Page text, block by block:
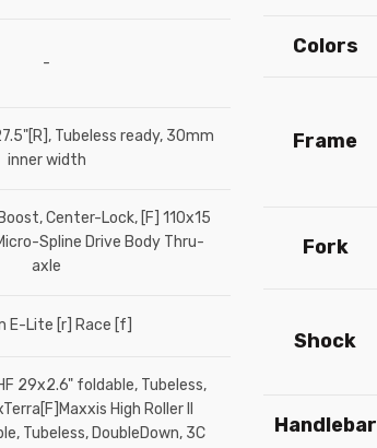
Colors
Frame
Fork
Shock
Handlebar
-
Tubeless ready, 30mm
inner width
Center-Lock, [F] 110x15
Spline Drive Body Thru-
axle
E-Lite [r] Race [f]
29x2.6" foldable, Tubeless,
High Roller II
Tubeless, DoubleDown, 3C